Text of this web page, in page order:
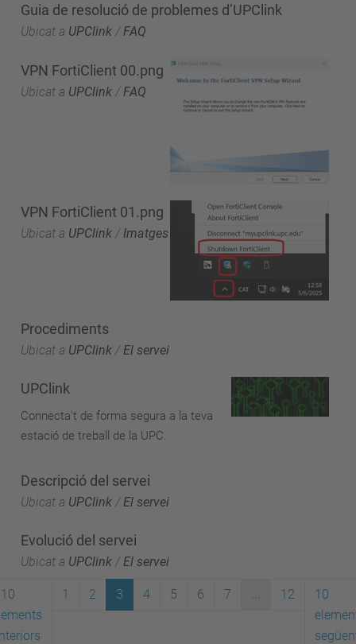
Guia de resolució de problemes d’UPClink
Ubicat a UPClink /FAQ
VPN FortiClient 00.png
Ubicat a UPClink / FAQ
VPN FortiClient 01.png
Ubicat a UPClink / Imatges
Procediments
Ubicat a UPClink / El servei
UPClink
Connecta't de forma segura a la teva
estació de treball de la UPC.
Descripció del servei
Ubicat a UPClink / El servei
Evolució del servei
Ubicat a UPClink /El servei
10
1 2 3 4 5 6 7 ... 12
10